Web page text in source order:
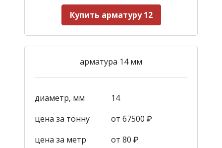
Купить арматуру 12
арматура 14 мм
диаметр, мм
14
цена за тонну
от 67500 ₽
цена за метр
от 80 ₽